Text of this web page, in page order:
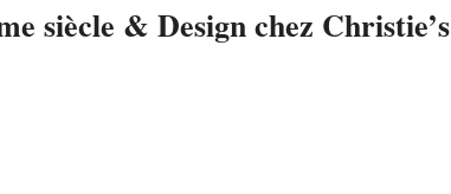
siècle & Design chez Christie’s